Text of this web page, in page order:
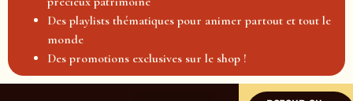
Des playlists thématiques pour animer partout et tout le
monde
Des promotions exclusives sur le shop !